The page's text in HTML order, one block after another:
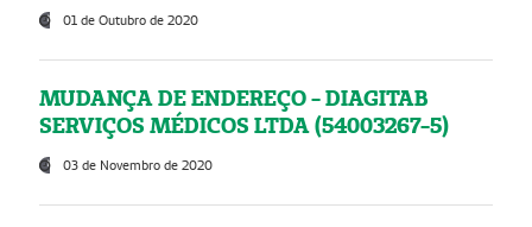
01 de Outubro de 2020
MUDANÇA DE ENDEREÇO - DIAGITAB
SERVIÇOS MÉDICOS LTDA (54003267-5)
03 de Novembro de 2020